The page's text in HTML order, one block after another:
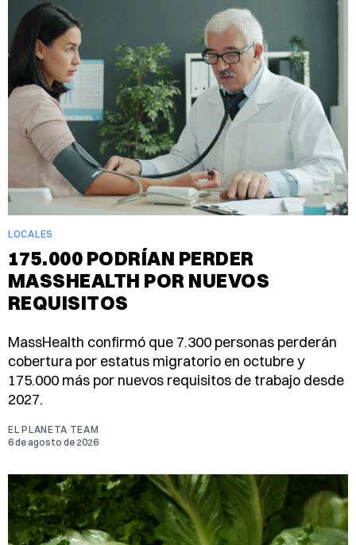
LOCALES
175.000 PODRÍAN PERDER
MASSHEALTH POR NUEVOS
REQUISITOS
MassHealth confirmó que 7.300 personas perderán
cobertura por estatus migratorio en octubre y
175.000 más por nuevos requisitos de trabajo desde
2027.
EL PLANETA TEAM
6 de agosto de 2026